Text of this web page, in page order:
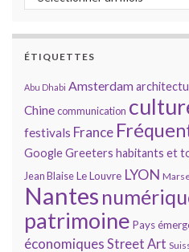
ÉTIQUETTES
Abu Dhabi Amsterdam
Chinecommunication
festivals France
GoogleGreeters habitants et
Jean BlaiseLe Louvre LYON
Nantes
patrimoine Pays
économiques Street Art